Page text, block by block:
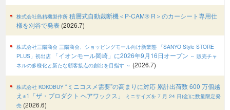
株式会社島精機製作所 積層式自動裁断機＜P-CAM® R＞のカーシート専用仕
様を刈谷で発表 (2026.7)
株式会社三陽商会 三陽商会、ショッピングモール向け新業態 「SANYO Style STORE
PLUS」初出店 「イオンモール岡崎」に2026年9月16日オープン ～ 販売チャ
ネルの多様化と新たな顧客接点の創出を目指す ～ (2026.7)
株式会社 KOKOBUY “ミニコスメ需要”の高まりに対応 累計出荷数 600 万個越
え※1「ザ・プロダクト ヘアワックス」
ミニサイズを 7 月 24 日(金)に数量限定発
売 (2026.6)